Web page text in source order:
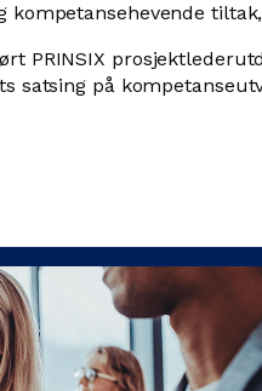
PRINSIX
satsing på